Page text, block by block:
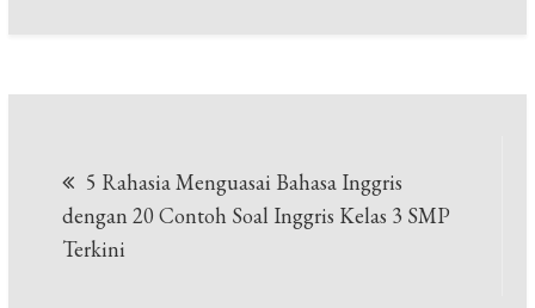
pos
5 Rahasia Menguasai Bahasa Inggris
dengan 20 Contoh Soal Inggris Kelas 3 SMP
Terkini